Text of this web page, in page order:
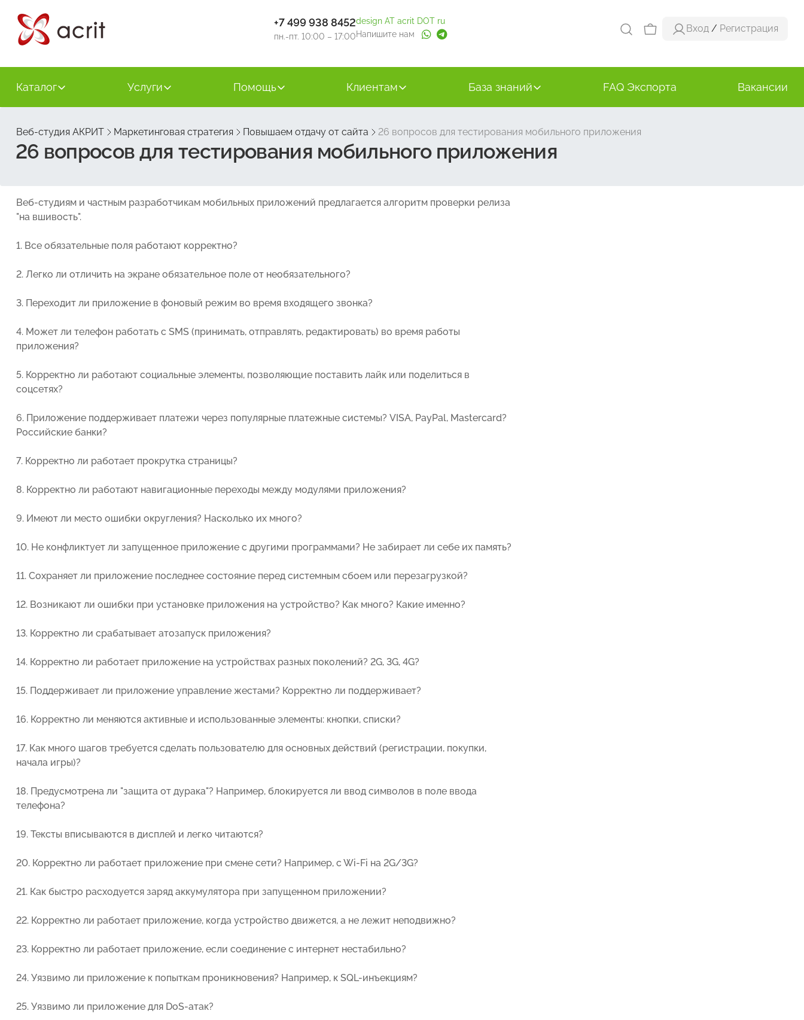
+7 499 938 8452
пн.-пт. 10:00 – 17:00
design AT acrit DOT ru
Напишите нам
Вход / Регистрация
Каталог Услуги Помощь Клиентам База знаний FAQ Экспорта Вакансии
Веб-студия АКРИТ Маркетинговая стратегия Повышаем отдачу от сайта 26 вопросов для тестирования мобильного приложения
26 вопросов для тестирования мобильного приложения
Веб-студиям и частным разработчикам мобильных приложений предлагается алгоритм проверки релиза
"на вшивость".
1. Все обязательные поля работают корректно?
2. Легко ли отличить на экране обязательное поле от необязательного?
3. Переходит ли приложение в фоновый режим во время входящего звонка?
4. Может ли телефон работать с SMS (принимать, отправлять, редактировать) во время работы
приложения?
5. Корректно ли работают социальные элементы, позволяющие поставить лайк или поделиться в
соцсетях?
6. Приложение поддерживает платежи через популярные платежные системы? VISA, PayPal, Mastercard?
Российские банки?
7. Корректно ли работает прокрутка страницы?
8. Корректно ли работают навигационные переходы между модулями приложения?
9. Имеют ли место ошибки округления? Насколько их много?
10. Не конфликтует ли запущенное приложение с другими программами? Не забирает ли себе их память?
11. Сохраняет ли приложение последнее состояние перед системным сбоем или перезагрузкой?
12. Возникают ли ошибки при установке приложения на устройство? Как много? Какие именно?
13. Корректно ли срабатывает атозапуск приложения?
14. Корректно ли работает приложение на устройствах разных поколений? 2G, 3G, 4G?
15. Поддерживает ли приложение управление жестами? Корректно ли поддерживает?
16. Корректно ли меняются активные и использованные элементы: кнопки, списки?
17. Как много шагов требуется сделать пользователю для основных действий (регистрации, покупки,
начала игры)?
18. Предусмотрена ли "защита от дурака"? Например, блокируется ли ввод символов в поле ввода
телефона?
19. Тексты вписываются в дисплей и легко читаются?
20. Корректно ли работает приложение при смене сети? Например, c Wi-Fi на 2G/3G?
21. Как быстро расходуется заряд аккумулятора при запущенном приложении?
22. Корректно ли работает приложение, когда устройство движется, а не лежит неподвижно?
23. Корректно ли работает приложение, если соединение с интернет нестабильно?
24. Уязвимо ли приложение к попыткам проникновения? Например, к SQL-инъекциям?
25. Уязвимо ли приложение для DoS-атак?